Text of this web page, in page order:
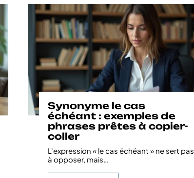
Synonyme le cas
échéant : exemples de
phrases prêtes à copier-
coller
L'expression « le cas échéant » ne sert pas
à opposer, mais…